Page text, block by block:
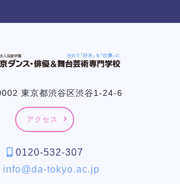
東京都渋谷区渋谷1-24-6
アクセス
0120-532-307
info@da-tokyo.ac.jp